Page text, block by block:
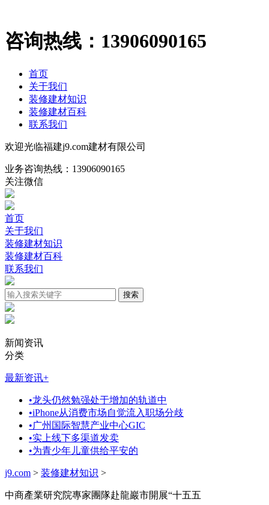
咨询热线： 13906090165
首页
关于我们
装修建材知识
装修建材百科
联系我们
欢迎光临福建j9.com建材有限公司
业务咨询热线： 13906090165
关注微信
首页
关于我们
装修建材知识
装修建材百科
联系我们
新闻资讯
分类
最新资讯+
•龙头仍然勉强处于增加的轨道中
•iPhone从消费市场自觉流入职场分歧
•广州国际智慧产业中心GIC
•实上线下多渠道发卖
•为青少年儿童供给平安的
j9.com > 装修建材知识 >
中商產業研究院專家團隊赴龍巖市開展“十五五